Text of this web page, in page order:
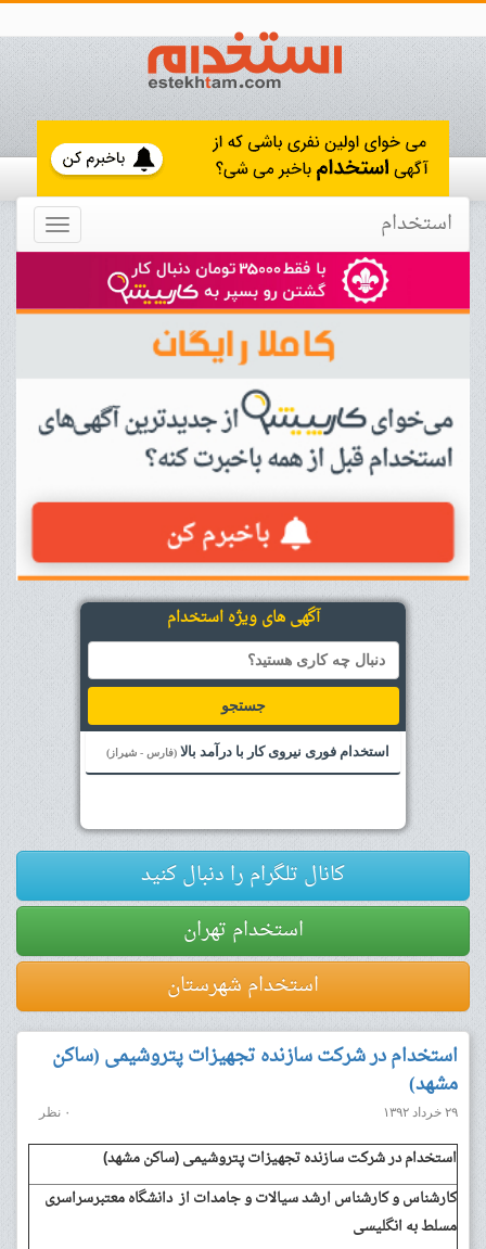
Toggle استخدام
آگهی های ویژه استخدام
جستجو
استخدام فوری نیروی کار با درآمد بالا (فارس - شیراز)
کانال تلگرام را دنبال کنید
استخدام تهران
استخدام شهرستان
استخدام در شرکت سازنده تجهیزات پتروشیمی (ساکن
مشهد)
۲۹ خرداد ۱۳۹۲ ۰ نظر
استخدام در شرکت سازنده تجهیزات پتروشیمی (ساکن مشهد)
کارشناس و کارشناس ارشد سیالات و جامدات از دانشگاه معتبرسراسری
مسلط به انگلیسی